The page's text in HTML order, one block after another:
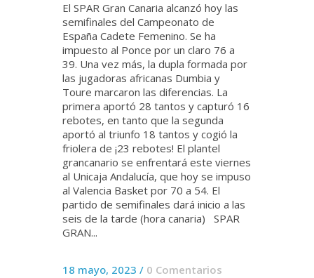
El SPAR Gran Canaria alcanzó hoy las
semifinales del Campeonato de
España Cadete Femenino. Se ha
impuesto al Ponce por un claro 76 a
39. Una vez más, la dupla formada por
las jugadoras africanas Dumbia y
Toure marcaron las diferencias. La
primera aportó 28 tantos y capturó 16
rebotes, en tanto que la segunda
aportó al triunfo 18 tantos y cogió la
friolera de ¡23 rebotes! El plantel
grancanario se enfrentará este viernes
al Unicaja Andalucía, que hoy se impuso
al Valencia Basket por 70 a 54. El
partido de semifinales dará inicio a las
seis de la tarde (hora canaria) SPAR
GRAN...
18 mayo, 2023 / 0 Comentarios